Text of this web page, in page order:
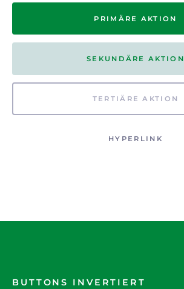
PRIMÄRE AKTION
SEKUNDÄRE AKTION
TERTIÄRE AKTION
HYPERLINK
BUTTONS INVERTIERT